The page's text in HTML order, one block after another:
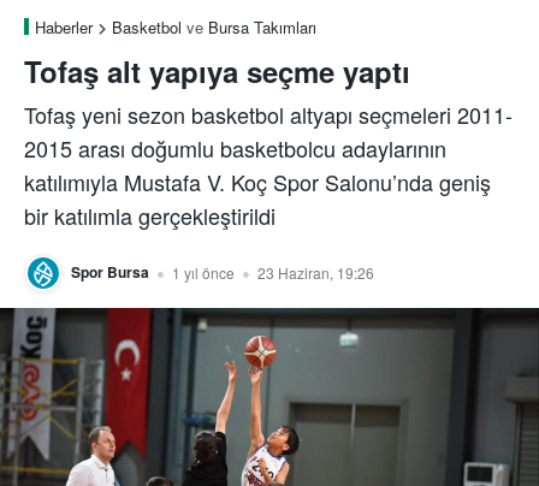
Haberler Basketbol ve Bursa Takımları
Tofaş alt yapıya seçme yaptı
Tofaş yeni sezon basketbol altyapı seçmeleri 2011-
2015 arası doğumlu basketbolcu adaylarının
katılımıyla Mustafa V. Koç Spor Salonu’nda geniş
bir katılımla gerçekleştirildi
Spor Bursa 1 yıl önce 23 Haziran, 19:26